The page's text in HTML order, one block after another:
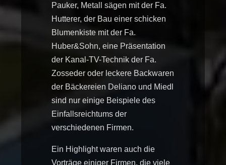
Pauker, Metall sägen mit der Fa.
Hutterer, der Bau einer schicken
Blumenkiste mit der Fa.
Huber&Sohn, eine Präsentation
der Kanal-TV-Technik der Fa.
Zosseder oder leckere Backwaren
der Bäckereien Deliano und Miedl
sind nur einige Beispiele des
Einfallsreichtums der
verschiedenen Firmen.
Ein Highlight waren auch die
Vorträge einiger Firmen, die viele